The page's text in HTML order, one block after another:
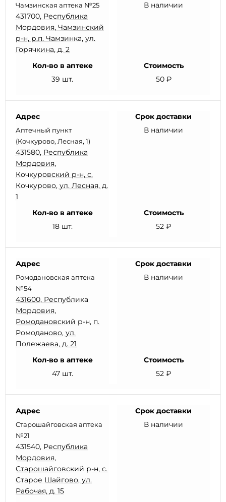
Чамзинская аптека №25
431700, Республика
Мордовия, Чамзинский
р-н, р.п. Чамзинка, ул.
Горячкина, д. 2
В наличии
Кол-во в аптеке
39 шт.
Стоимость
50 ₽
Адрес
Аптечный пункт
(Кочкурово, Лесная, 1)
431580, Республика
Мордовия,
Кочкуровский р-н, с.
Кочкурово, ул. Лесная, д.
1
Срок доставки
В наличии
Кол-во в аптеке
18 шт.
Стоимость
52 ₽
Адрес
Ромодановская аптека
№54
431600, Республика
Мордовия,
Ромодановский р-н, п.
Ромоданово, ул.
Полежаева, д. 21
Срок доставки
В наличии
Кол-во в аптеке
47 шт.
Стоимость
52 ₽
Адрес
Старошайговская аптека
№21
431540, Республика
Мордовия,
Старошайговский р-н, с.
Старое Шайгово, ул.
Рабочая, д. 15
Срок доставки
В наличии